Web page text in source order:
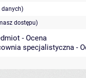
danych)
dostępu)
- Ocena
specjalistyczna -